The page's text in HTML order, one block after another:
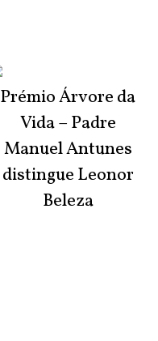
Prémio Árvore da
Vida – Padre
Manuel Antunes
distingue Leonor
Beleza